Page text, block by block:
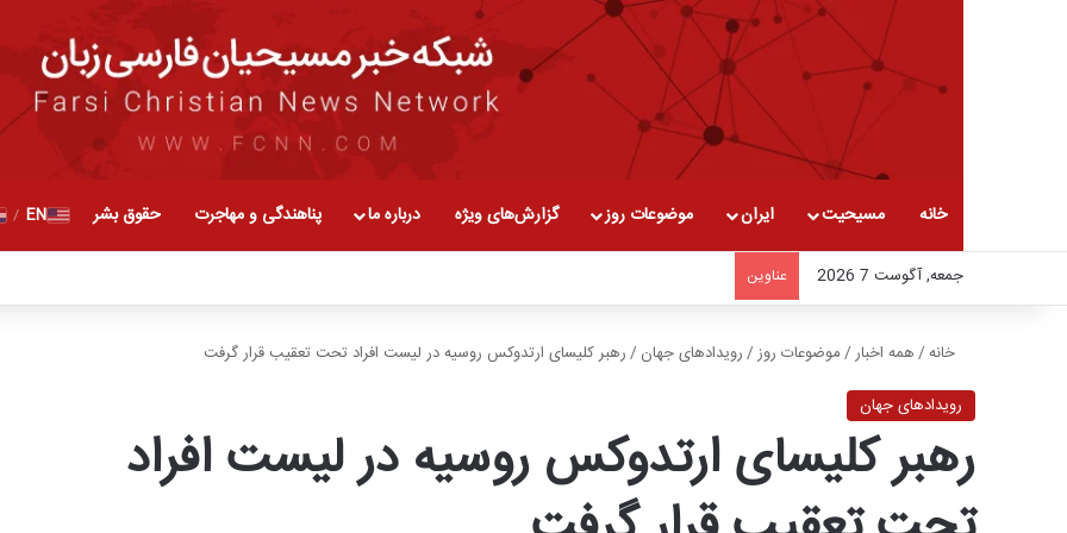
خانه مسیحیت ایران موضوعات روز گزارش‌های ویژه درباره ما پناهندگی و مهاجرت حقوق بشر EN
/
جمعه, آگوست 7 2026 عناوین
خانه/همه اخبار/موضوعات روز/رویدادهای جهان /رهبر کلیسای ارتدوکس روسیه در لیست افراد تحت تعقیب قرار گرفت
رویدادهای جهان
رهبر کلیسای ارتدوکس روسیه در لیست افراد